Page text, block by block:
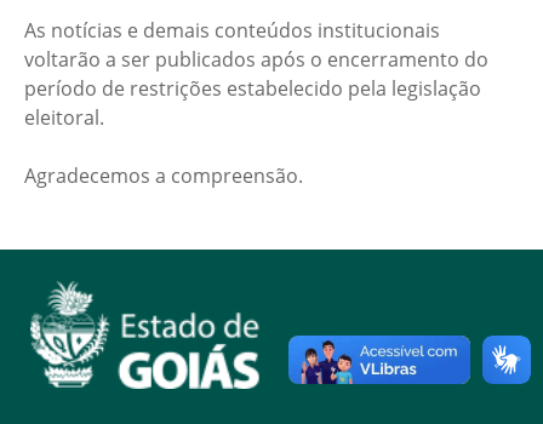
As notícias e demais conteúdos institucionais
voltarão a ser publicados após o encerramento do
período de restrições estabelecido pela legislação
eleitoral.
Agradecemos a compreensão.